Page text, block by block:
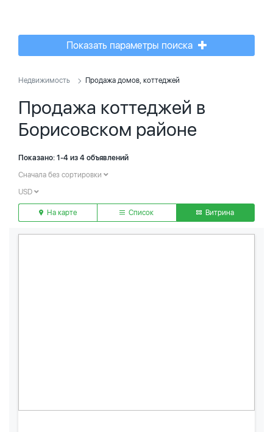
Показать параметры поиска
Недвижимость Продажа домов, коттеджей
Продажа коттеджей в
Борисовском районе
Показано: 1-4 из 4 объявлений
Сначала без сортировки
USD
На карте Список Витрина